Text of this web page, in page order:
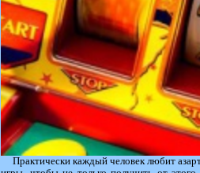
Практически каждый человек любит